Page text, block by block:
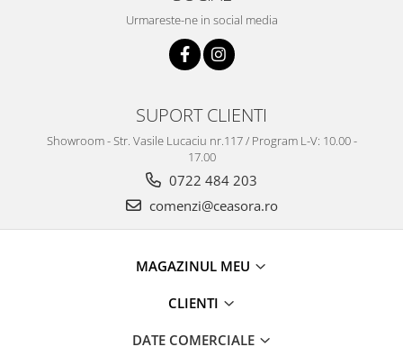
Urmareste-ne in social media
SUPORT CLIENTI
Showroom - Str. Vasile Lucaciu nr.117 / Program L-V: 10.00 -
17.00
0722 484 203
comenzi@ceasora.ro
MAGAZINUL MEU
CLIENTI
DATE COMERCIALE